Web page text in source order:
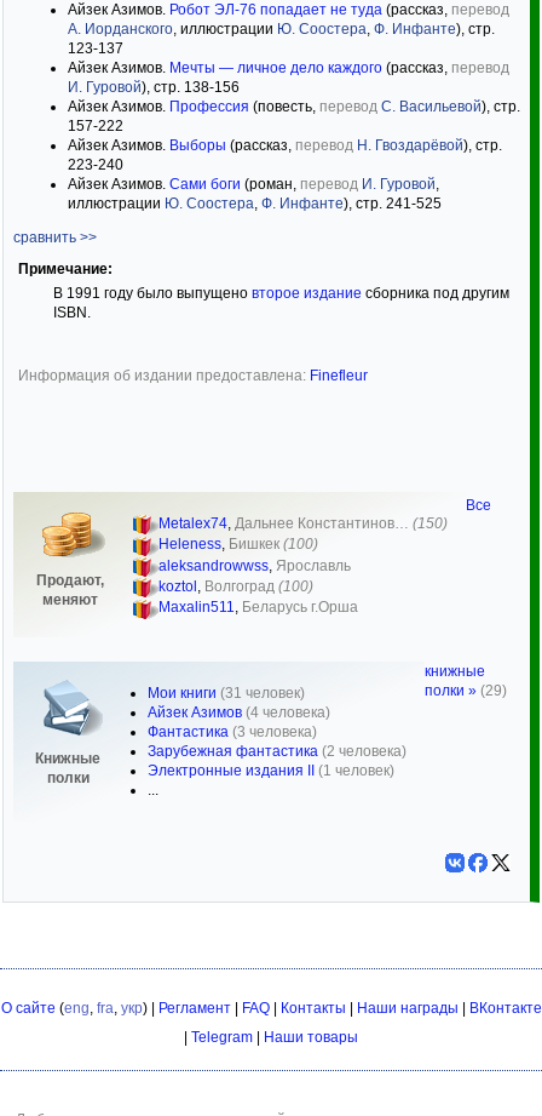
Айзек Азимов. Робот ЭЛ-76 попадает не туда (рассказ, перевод
А. Иорданского, иллюстрации Ю. Соостера, Ф. Инфанте), стр.
123-137
Айзек Азимов. Мечты — личное дело каждого (рассказ, перевод
И. Гуровой), стр. 138-156
Айзек Азимов. Профессия (повесть, перевод С. Васильевой), стр.
157-222
Айзек Азимов. Выборы (рассказ, перевод Н. Гвоздарёвой), стр.
223-240
Айзек Азимов. Сами боги (роман, перевод И. Гуровой,
иллюстрации Ю. Соостера, Ф. Инфанте), стр. 241-525
сравнить >>
Примечание:
В 1991 году было выпущено второе издание сборника под другим
ISBN.
Информация об издании предоставлена: Finefleur
Продают,
меняют
Metalex74, Дальнее Константинов… (150)
Heleness, Бишкек (100)
aleksandrowwss Ярославль
koztol , Волгоград (100)
Maxalin511, Беларусь г.Орша
Книжные
полки
Мои книги (31 человек)
Айзек Азимов (4 человека)
Фантастика (3 человека)
Зарубежная фантастика (2 человека)
Электронные издания II
(1 человек)
...
Все
книжные
полки » (29)
О сайте (eng, fra, укр) | Регламент| FAQ| Контакты Наши награды
ВКонтакте
Telegram Наши товары